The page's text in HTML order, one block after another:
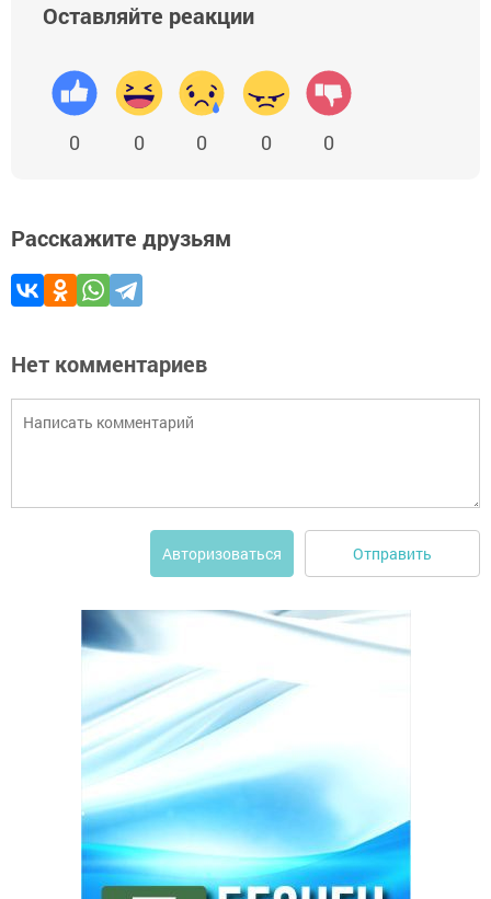
Оставляйте реакции
0 0 0 0 0
Расскажите друзьям
Нет комментариев
Авторизоваться Отправить